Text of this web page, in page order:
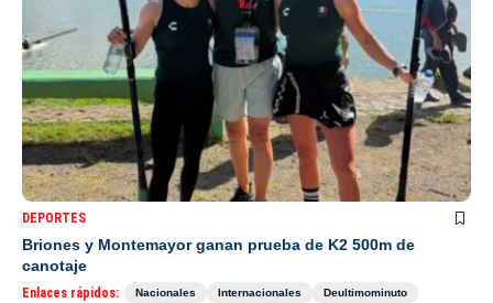
DEPORTES
Briones y Montemayor ganan prueba de K2 500m de
canotaje
Enlaces rápidos: Nacionales Internacionales
Deultimominuto